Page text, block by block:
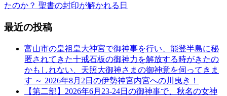
たのか？ 聖書の封印が解かれる日
最近の投稿
富山市の皇祖皇大神宮で御神事を行い、能登半島に秘
匿されてきた十戒石板の御神力を解放する時がきたの
かもしれない、天照大御神さまの御神意を伺ってきま
す ～ 2026年8月2日の伊勢神宮内宮への川曳き！
【第二部】2026年6月23-24日の御神事で、秋名の女神